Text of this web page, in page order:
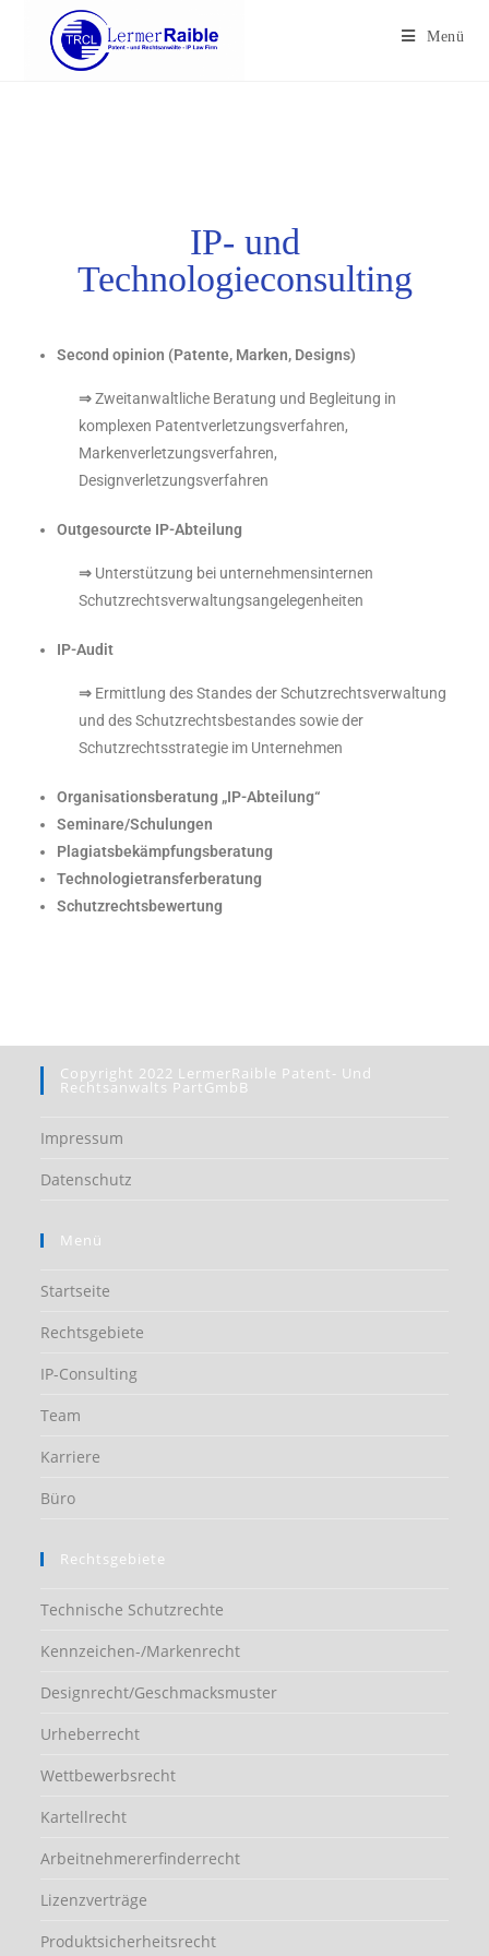
Menü
IP- und
Technologieconsulting​
Second opinion (Patente, Marken, Designs)
⇒ Zweitanwaltliche Beratung und Begleitung in
komplexen Patentverletzungsverfahren,
Markenverletzungsverfahren,
Designverletzungsverfahren
Outgesourcte IP-Abteilung
⇒ Unterstützung bei unternehmensinternen
Schutzrechtsverwaltungsangelegenheiten
IP-Audit
⇒ Ermittlung des Standes der Schutzrechtsverwaltung
und des Schutzrechtsbestandes sowie der
Schutzrechtsstrategie im Unternehmen
Organisationsberatung „IP-Abteilung“
Seminare/Schulungen
Plagiatsbekämpfungsberatung
Technologietransferberatung
Schutzrechtsbewertung
Copyright 2022 LermerRaible Patent- Und
Rechtsanwalts PartGmbB
Impressum
Datenschutz
Menü
Startseite
Rechtsgebiete
IP-Consulting
Team
Karriere
Büro
Rechtsgebiete
Technische Schutzrechte
Kennzeichen-/Markenrecht
Designrecht/Geschmacksmuster
Urheberrecht
Wettbewerbsrecht
Kartellrecht
Arbeitnehmererfinderrecht
Lizenzverträge
Produktsicherheitsrecht